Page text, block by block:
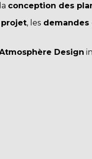
conception des
, lesdemandes
Design